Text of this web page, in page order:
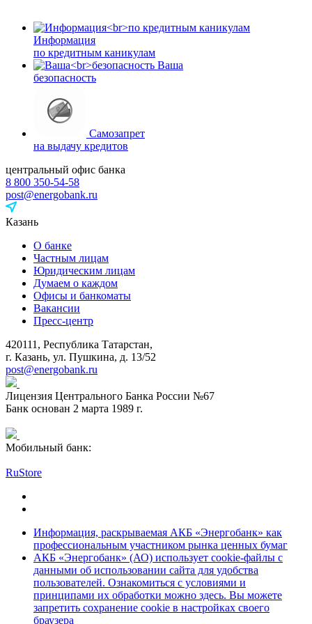
Информация
по кредитным каникулам
Ваша
безопасность
Самозапрет
на выдачу кредитов
центральный офис банка
8 800 350-54-58
post@energobank.ru
Казань
О банке
Частным лицам
Юридическим лицам
Думаем о каждом
Офисы и банкоматы
Вакансии
Пресс-центр
420111, Республика Татарстан,
г. Казань, ул. Пушкина, д. 13/52
post@energobank.ru
Лицензия Центрального Банка России №67
Банк основан 2 марта 1989 г.
Мобильный банк:
RuStore
Информация, раскрываемая АКБ «Энергобанк» как
профессиональным участником рынка ценных бумаг
АКБ «Энергобанк» (АО) использует cookie-файлы с
данными об использовании сайта для удобства
пользователей. Ознакомиться с условиями и
принципами их обработки можно здесь. Вы можете
запретить сохранение cookie в настройках своего
браузера